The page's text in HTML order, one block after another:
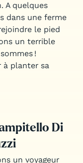
A quelques
dans une ferme
le pied
un terrible
!
à planter sa
Di
un voyageur